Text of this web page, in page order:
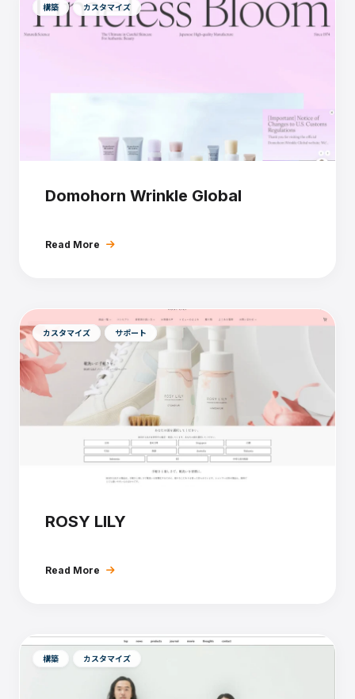
構築 カスタマイズ
Domohorn Wrinkle Global
Read More
カスタマイズ サポート
ROSY LILY
Read More
構築 カスタマイズ